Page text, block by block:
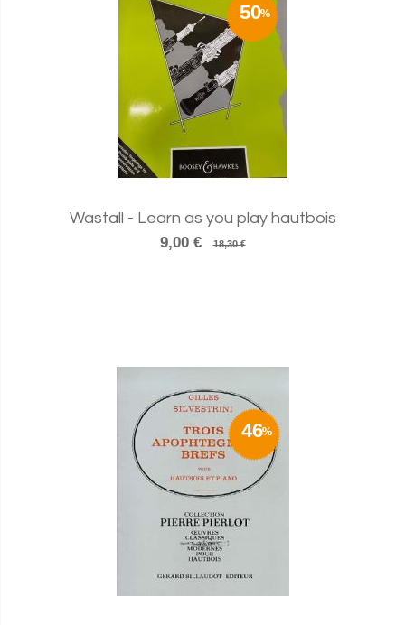
50
Wastall - Learn as you play hautbois
9,00 €
18,30 €
46